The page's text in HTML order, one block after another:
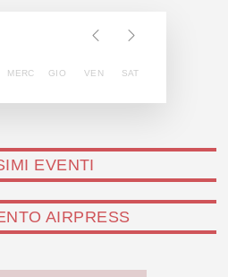
MERC GIO VEN SAT
EVENTI
AIRPRESS